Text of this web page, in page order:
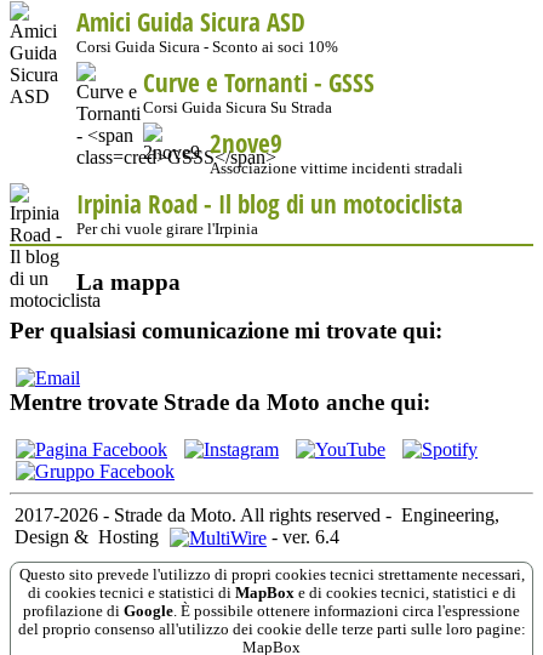
Amici Guida Sicura ASD
Corsi Guida Sicura - Sconto ai soci 10%
Curve e Tornanti - GSSS
Corsi Guida Sicura Su Strada
2nove9
Associazione vittime incidenti stradali
Irpinia Road - Il blog di un motociclista
Per chi vuole girare l'Irpinia
La mappa
Per qualsiasi comunicazione mi trovate qui:
Mentre trovate Strade da Moto anche qui:
2017-2026 - Strade da Moto. All rights reserved - Engineering,
Design & Hosting - ver. 6.4
Questo sito prevede l'utilizzo di propri cookies tecnici strettamente necessari,
di cookies tecnici e statistici di MapBoxe di cookies tecnici, statistici e di
profilazione di Google. È possibile ottenere informazioni circa l'espressione
del proprio consenso all'utilizzo dei cookie delle terze parti sulle loro pagine:
MapBox